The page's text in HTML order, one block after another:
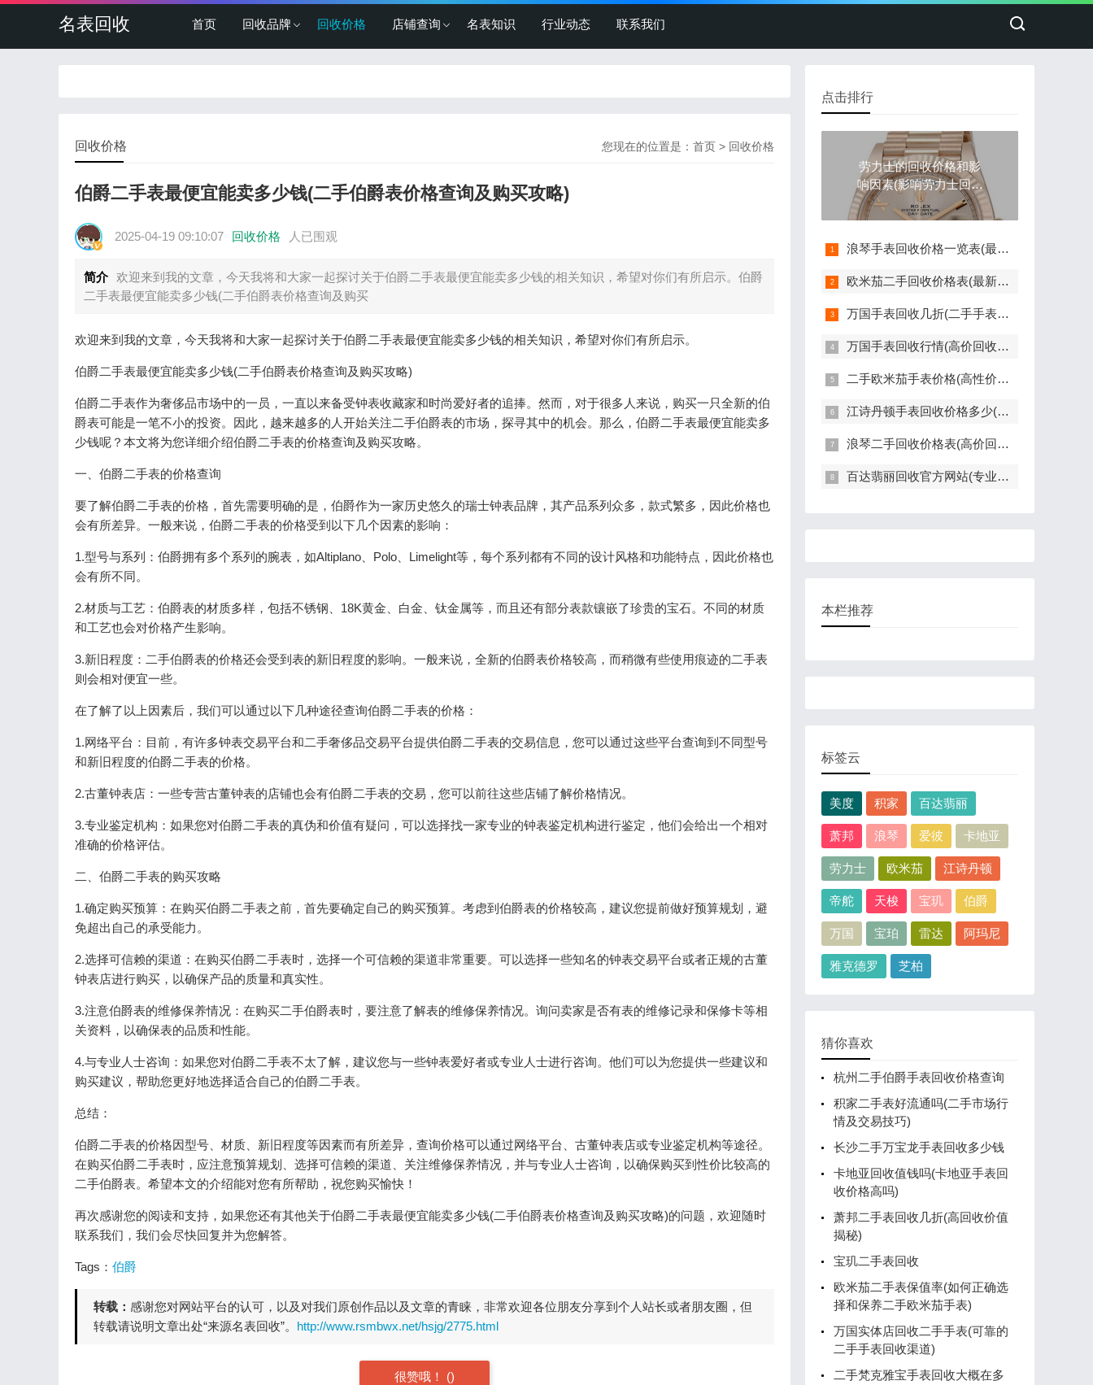
名表回收 首页 回收品牌 回收价格 店铺查询 名表知识 行业动态 联系我们
您现在的位置是： 首页 > 回收价格
回收价格
伯爵二手表最便宜能卖多少钱(二手伯爵表价格查询及购买攻略)
2025-04-19 09:10:07 回收价格 人已围观
简介 欢迎来到我的文章，今天我将和大家一起探讨关于伯爵二手表最便宜能卖多少钱的相关知识，希望对你们有所启示。伯爵
二手表最便宜能卖多少钱(二手伯爵表价格查询及购买
欢迎来到我的文章，今天我将和大家一起探讨关于伯爵二手表最便宜能卖多少钱的相关知识，希望对你们有所启示。
伯爵二手表最便宜能卖多少钱(二手伯爵表价格查询及购买攻略)
伯爵二手表作为奢侈品市场中的一员，一直以来备受钟表收藏家和时尚爱好者的追捧。然而，对于很多人来说，购买一只全新的伯
爵表可能是一笔不小的投资。因此，越来越多的人开始关注二手伯爵表的市场，探寻其中的机会。那么，伯爵二手表最便宜能卖多
少钱呢？本文将为您详细介绍伯爵二手表的价格查询及购买攻略。
一、伯爵二手表的价格查询
要了解伯爵二手表的价格，首先需要明确的是，伯爵作为一家历史悠久的瑞士钟表品牌，其产品系列众多，款式繁多，因此价格也
会有所差异。一般来说，伯爵二手表的价格受到以下几个因素的影响：
1.型号与系列：伯爵拥有多个系列的腕表，如Altiplano、Polo、Limelight等，每个系列都有不同的设计风格和功能特点，因此价格也
会有所不同。
2.材质与工艺：伯爵表的材质多样，包括不锈钢、18K黄金、白金、钛金属等，而且还有部分表款镶嵌了珍贵的宝石。不同的材质
和工艺也会对价格产生影响。
3.新旧程度：二手伯爵表的价格还会受到表的新旧程度的影响。一般来说，全新的伯爵表价格较高，而稍微有些使用痕迹的二手表
则会相对便宜一些。
在了解了以上因素后，我们可以通过以下几种途径查询伯爵二手表的价格：
1.网络平台：目前，有许多钟表交易平台和二手奢侈品交易平台提供伯爵二手表的交易信息，您可以通过这些平台查询到不同型号
和新旧程度的伯爵二手表的价格。
2.古董钟表店：一些专营古董钟表的店铺也会有伯爵二手表的交易，您可以前往这些店铺了解价格情况。
3.专业鉴定机构：如果您对伯爵二手表的真伪和价值有疑问，可以选择找一家专业的钟表鉴定机构进行鉴定，他们会给出一个相对
准确的价格评估。
二、伯爵二手表的购买攻略
1.确定购买预算：在购买伯爵二手表之前，首先要确定自己的购买预算。考虑到伯爵表的价格较高，建议您提前做好预算规划，避
免超出自己的承受能力。
2.选择可信赖的渠道：在购买伯爵二手表时，选择一个可信赖的渠道非常重要。可以选择一些知名的钟表交易平台或者正规的古董
钟表店进行购买，以确保产品的质量和真实性。
3.注意伯爵表的维修保养情况：在购买二手伯爵表时，要注意了解表的维修保养情况。询问卖家是否有表的维修记录和保修卡等相
关资料，以确保表的品质和性能。
4.与专业人士咨询：如果您对伯爵二手表不太了解，建议您与一些钟表爱好者或专业人士进行咨询。他们可以为您提供一些建议和
购买建议，帮助您更好地选择适合自己的伯爵二手表。
总结：
伯爵二手表的价格因型号、材质、新旧程度等因素而有所差异，查询价格可以通过网络平台、古董钟表店或专业鉴定机构等途径。
在购买伯爵二手表时，应注意预算规划、选择可信赖的渠道、关注维修保养情况，并与专业人士咨询，以确保购买到性价比较高的
二手伯爵表。希望本文的介绍能对您有所帮助，祝您购买愉快！
再次感谢您的阅读和支持，如果您还有其他关于伯爵二手表最便宜能卖多少钱(二手伯爵表价格查询及购买攻略)的问题，欢迎随时
联系我们，我们会尽快回复并为您解答。
Tags： 伯爵
转载： 感谢您对网站平台的认可，以及对我们原创作品以及文章的青睐，非常欢迎各位朋友分享到个人站长或者朋友圈，但
转载请说明文章出处“来源名表回收”。 http://www.rsmbwx.net/hsjg/2775.html
很赞哦！ ()
点击排行
劳力士的回收价格和影
响因素(影响劳力士回收
价格的因素)
浪琴手表回收价格一览表(最新版)
欧米茄二手回收价格表(最新欧米茄手表回收价格参考)
万国手表回收几折(二手手表回收价格如何评估)
万国手表回收行情(高价回收指南)
二手欧米茄手表价格(高性价比的二手欧米茄手表推荐)
江诗丹顿手表回收价格多少(高价回收指南)
浪琴二手回收价格表(高价回收，快速评估，全面解读)
百达翡丽回收官方网站(专业回收服务，高价回收，轻松变现)
本栏推荐
标签云
美度 积家 百达翡丽
萧邦 浪琴 爱彼 卡地亚
劳力士 欧米茄 江诗丹顿
帝舵 天梭 宝玑 伯爵
万国 宝珀 雷达 阿玛尼
雅克德罗 芝柏
猜你喜欢
杭州二手伯爵手表回收价格查询
积家二手表好流通吗(二手市场行
情及交易技巧)
长沙二手万宝龙手表回收多少钱
卡地亚回收值钱吗(卡地亚手表回
收价格高吗)
萧邦二手表回收几折(高回收价值
揭秘)
宝玑二手表回收
欧米茄二手表保值率(如何正确选
择和保养二手欧米茄手表)
万国实体店回收二手手表(可靠的
二手手表回收渠道)
二手梵克雅宝手表回收大概在多